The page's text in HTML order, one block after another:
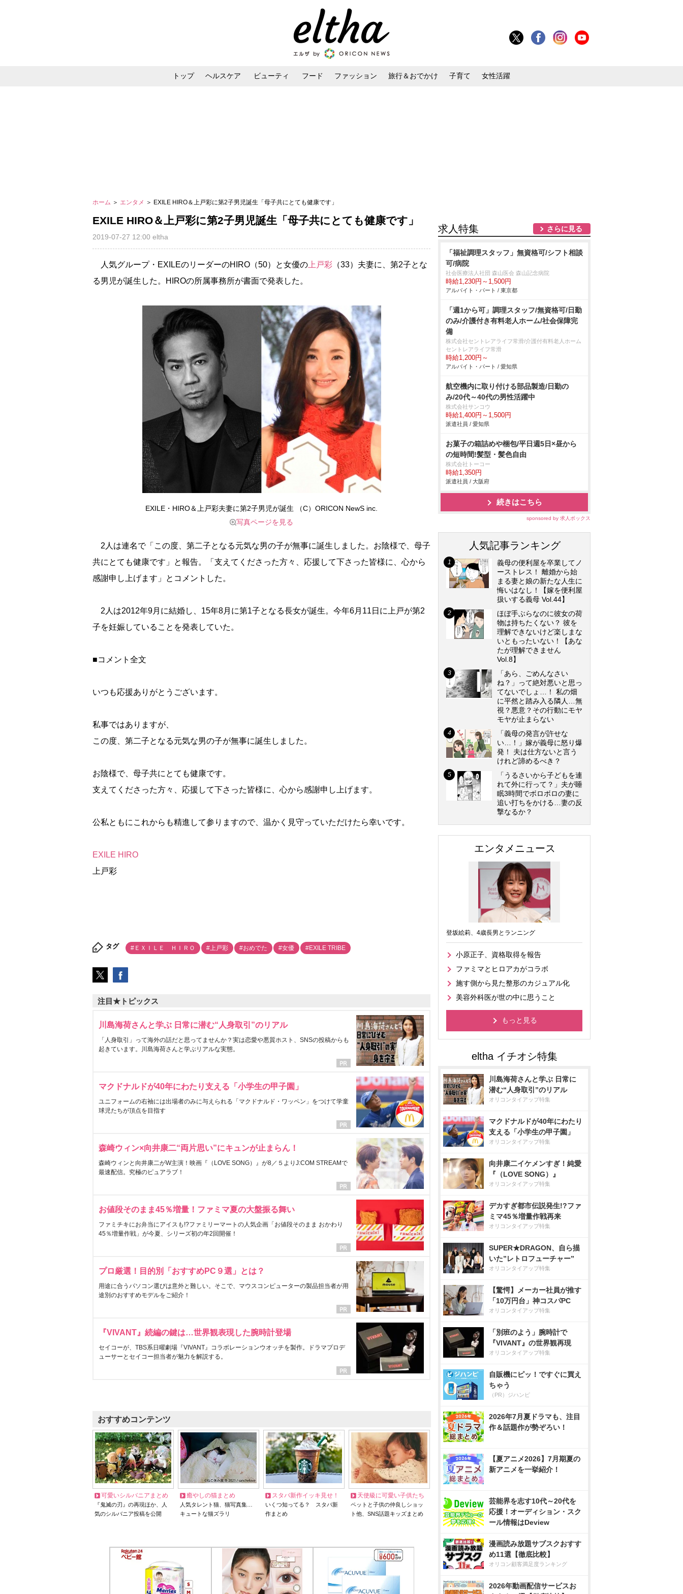
トップ ヘルスケア ビューティ フード ファッション 旅行＆おでかけ 子育て 女性活躍
ホーム ＞ エンタメ ＞ EXILE HIRO＆上戸彩に第2子男児誕生「母子共にとても健康です」
EXILE HIRO＆上戸彩に第2子男児誕生「母子共にとても健康です」
2019-07-27 12:00 eltha
人気グループ・EXILEのリーダーのHIRO（50）と女優の 上戸彩 （33）夫妻に、第2子とな
る男児が誕生した。HIROの所属事務所が書面で発表した。
EXILE・HIRO＆上戸彩夫妻に第2子男児が誕生 （C）ORICON NewS inc.
写真ページを見る
2人は連名で「この度、第二子となる元気な男の子が無事に誕生しました。お陰様で、母子
共にとても健康です」と報告。「支えてくださった方々、応援して下さった皆様に、心から
感謝申し上げます」とコメントした。
2人は2012年9月に結婚し、15年8月に第1子となる長女が誕生。今年6月11日に上戸が第2
子を妊娠していることを発表していた。
■コメント全文
いつも応援ありがとうございます。
私事ではありますが、
この度、第二子となる元気な男の子が無事に誕生しました。
お陰様で、母子共にとても健康です。
支えてくださった方々、応援して下さった皆様に、心から感謝申し上げます。
公私ともにこれからも精進して参りますので、温かく見守っていただけたら幸いです。
EXILE HIRO
上戸彩
タグ #ＥＸＩＬＥ ＨＩＲＯ #上戸彩 #おめでた #女優 #EXILE TRIBE
注目★トピックス
川島海荷さんと学ぶ 日常に潜む“人身取引”のリアル
「人身取引」って海外の話だと思ってませんか？実は恋愛や悪質ホスト、SNSの投稿からも
起きています。川島海荷さんと学ぶリアルな実態。
マクドナルドが40年にわたり支える「小学生の甲子園」
ユニフォームの右袖には出場者のみに与えられる「マクドナルド・ワッペン」をつけて学童
球児たちが頂点を目指す
森崎ウィン×向井康二“両片思い”にキュンが止まらん！
森崎ウィンと向井康二がW主演！映画『（LOVE SONG）』が8／５よりJ:COM STREAMで
最速配信。究極のピュアラブ！
お値段そのまま45％増量！ファミマ夏の大盤振る舞い
ファミチキにお弁当にアイスも!?ファミリーマートの人気企画「お値段そのまま おかわり
45％増量作戦」が今夏、シリーズ初の年2回開催！
プロ厳選！目的別「おすすめPC９選」とは？
用途に合うパソコン選びは意外と難しい。そこで、マウスコンピューターの製品担当者が用
途別のおすすめモデルをご紹介！
『VIVANT』続編の鍵は…世界観表現した腕時計登場
セイコーが、TBS系日曜劇場『VIVANT』コラボレーションウオッチを製作。ドラマプロデ
ューサーとセイコー担当者が魅力を解説する。
おすすめコンテンツ
可愛いシルバニアまとめ
『鬼滅の刃』の再現ほか、人
気のシルバニア投稿を公開
癒やしの猫まとめ
人気タレント猫、猫写真集…
キュートな猫ズラリ
スタバ新作イッキ見せ！
いくつ知ってる？ スタバ新
作まとめ
天使級に可愛い子供たち
ペットと子供の仲良しショッ
ト他、SNS話題キッズまとめ
求人特集 さらに見る
「福祉調理スタッフ」無資格可/シフト相談
可/病院
社会医療法人社団 森山医会 森山記念病院
時給1,230円～1,500円
アルバイト・パート / 東京都
「週1から可」調理スタッフ/無資格可/日勤
のみ/介護付き有料老人ホーム/社会保障完
備
株式会社セントレアライフ常滑/介護付有料老人ホーム
セントレアライフ常滑
時給1,200円～
アルバイト・パート / 愛知県
航空機内に取り付ける部品製造/日勤の
み/20代～40代の男性活躍中
株式会社サンコウ
時給1,400円～1,500円
派遣社員 / 愛知県
お菓子の箱詰めや梱包/平日週5日×昼から
の短時間!髪型・髪色自由
株式会社トーコー
時給1,350円
派遣社員 / 大阪府
続きはこちら
sponsored by 求人ボックス
人気記事ランキング
義母の便利屋を卒業してノ
ーストレス！ 離婚から始
まる妻と娘の新たな人生に
悔いはなし！【嫁を便利屋
扱いする義母 Vol.44】
ほぼ手ぶらなのに彼女の荷
物は持ちたくない？ 彼を
理解できないけど楽しまな
いともったいない！【あな
たが理解できません
Vol.8】
「あら、ごめんなさい
ね？」って絶対悪いと思っ
てないでしょ…！ 私の畑
に平然と踏み入る隣人…無
視？悪意？その行動にモヤ
モヤが止まらない
「義母の発言が許せな
い…！」嫁が義母に怒り爆
発！ 夫は仕方ないと言う
けれど諦めるべき？
「うるさいから子どもを連
れて外に行って？」夫が睡
眠3時間でボロボロの妻に
追い打ちをかける…妻の反
撃なるか？
エンタメニュース
登坂絵莉、4歳長男とランニング
小原正子、資格取得を報告
ファミマとヒロアカがコラボ
施す側から見た整形のカジュアル化
美容外科医が世の中に思うこと
もっと見る
川島海荷さんと学ぶ 日常に
潜む“人身取引”のリアル
オリコンタイアップ特集
マクドナルドが40年にわたり
支える「小学生の甲子園」
オリコンタイアップ特集
向井康二イケメンすぎ！純愛
『（LOVE SONG）』
オリコンタイアップ特集
デカすぎ都市伝説発生!?ファ
ミマ45％増量作戦再来
オリコンタイアップ特集
SUPER★DRAGON、自ら描
いた”レトロフューチャー”
オリコンタイアップ特集
【驚愕】メーカー社員が推す
「10万円台」神コスパPC
オリコンタイアップ特集
「別班のよう」腕時計で
『VIVANT』の世界観再現
オリコンタイアップ特集
自販機にピッ！ですぐに買え
ちゃう
（PR）ジハンピ
2026年7月夏ドラマも、注目
作＆話題作が勢ぞろい！
【夏アニメ2026】7月期夏の
新アニメを一挙紹介！
芸能界を志す10代～20代を
応援！オーディション・スク
ール情報はDeview
漫画読み放題サブスクおすす
め11選【徹底比較】
オリコン顧客満足度ランキング
2026年動画配信サービスお